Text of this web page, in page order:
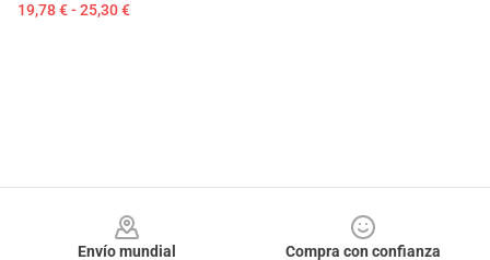
19,78 € - 25,30 €
Envío mundial
Compra con confianza